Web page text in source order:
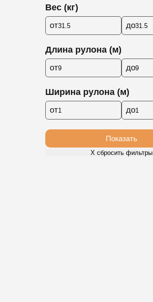
Вес (кг)
от до
Длина рулона (м)
от до
Ширина рулона (м)
от до
Показать
Х сбросить фильтры